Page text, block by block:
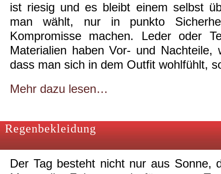
ist riesig und es bleibt einem selbst
man wählt, nur in punkto
Kompromisse machen. Leder oder
Materialien haben Vor- und Nachteile,
dass man sich in dem Outfit wohlfühlt,
Mehr dazu lesen…
Regenbekleidung
Der Tag besteht nicht nur aus Sonne,